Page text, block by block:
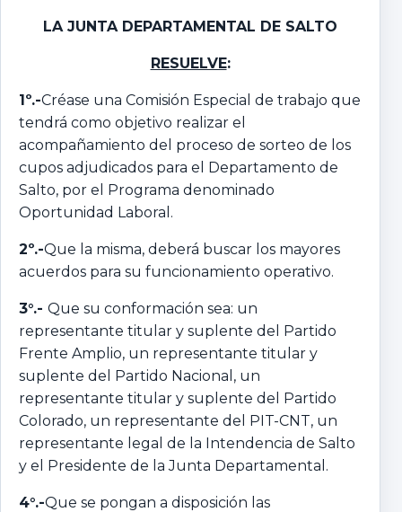
LA JUNTA DEPARTAMENTAL DE SALTO
RESUELVE:
1º.-Créase una Comisión Especial de trabajo que
tendrá como objetivo realizar el
acompañamiento del proceso de sorteo de los
cupos adjudicados para el Departamento de
Salto, por el Programa denominado
Oportunidad Laboral.
2º.-Que la misma, deberá buscar los mayores
acuerdos para su funcionamiento operativo.
3°.- Que su conformación sea: un
representante titular y suplente del Partido
Frente Amplio, un representante titular y
suplente del Partido Nacional, un
representante titular y suplente del Partido
Colorado, un representante del PIT-CNT, un
representante legal de la Intendencia de Salto
y el Presidente de la Junta Departamental.
4°.-Que se pongan a disposición las